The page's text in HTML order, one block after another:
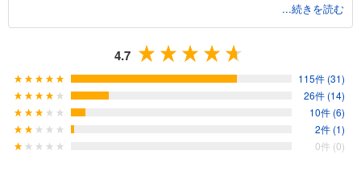
そして化物たちのビジュアルや言動がしっかり恐ろしいのも当作品の
見どころ。
おぞましい化物と可愛い女の子キャラクターたちとの異様なコントラ
ストは、クセになること間違いなし！
Twitterに1話目が投稿されてからバズりにバズって2週間で連載決定、
2021年10月からはアニメも放送。
「次にくるマンガ大賞」「ニコニコ漫画年間ランキング」「全国書店
員が選んだおすすめコミック」「みんなが選ぶTSUTAYAコミック大
賞」など数々の場で話題になった、まったく新しい"化物フルシカト
...続きを読む
4.7
115件 (31)
26件 (14)
10件 (6)
2件 (1)
0件 (0)